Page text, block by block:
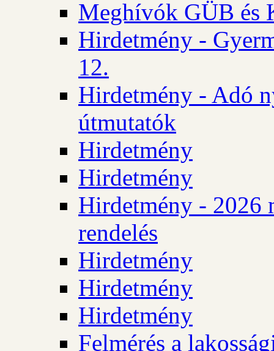
Meghívók GÜB és
Hirdetmény -
12.
Hirdetmény - Adó
útmutatók
Hirdetmény
Hirdetmény
Hirdetmény - 2026
rendelés
Hirdetmény
Hirdetmény
Hirdetmény
Felmérés a